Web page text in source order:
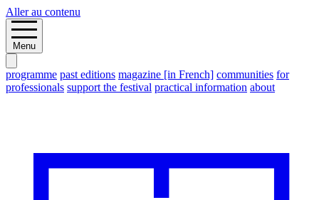
Aller au contenu
Menu
programme past editions magazine [in French] communities for
professionals support the festival practical information about